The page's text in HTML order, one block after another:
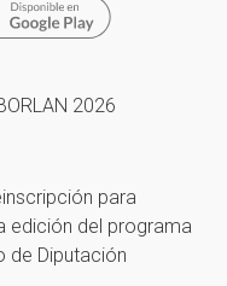
2026
para
edición del programa
de Diputación